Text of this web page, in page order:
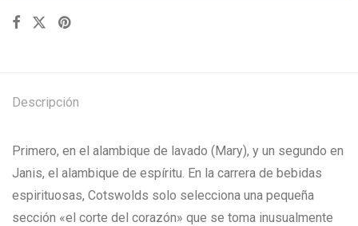
Descripción
Primero, en el alambique de lavado (Mary), y un segundo en
Janis, el alambique de espíritu. En la carrera de bebidas
espirituosas, Cotswolds solo selecciona una pequeña
sección «el corte del corazón» que se toma inusualmente